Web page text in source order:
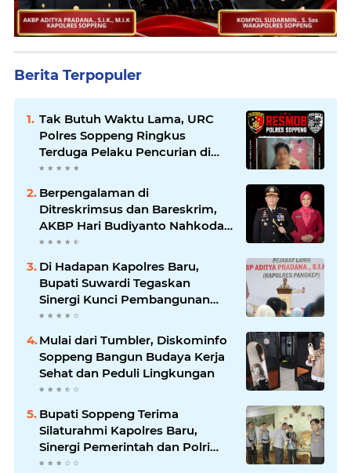
Berita Terpopuler
Tak Butuh Waktu Lama, URC
Polres Soppeng Ringkus
Terduga Pelaku Pencurian di
Liliriaja
Berpengalaman di
Ditreskrimsus dan Bareskrim,
AKBP Hari Budiyanto Nahkodai
Polres Soppeng
Di Hadapan Kapolres Baru,
Bupati Suwardi Tegaskan
Sinergi Kunci Pembangunan
Soppeng
Mulai dari Tumbler, Diskominfo
Soppeng Bangun Budaya Kerja
Sehat dan Peduli Lingkungan
Bupati Soppeng Terima
Silaturahmi Kapolres Baru,
Sinergi Pemerintah dan Polri
Diperkuat